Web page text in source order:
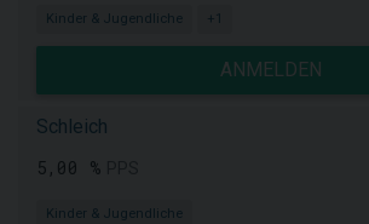
Kinder & Jugendliche +1
ANMELDEN
Schleich
5,00 %
Kinder & Jugendliche